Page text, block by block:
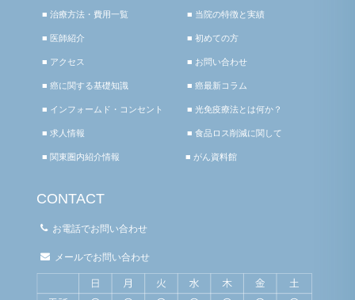
■ 治療方法・費用一覧 ■ 当院の特徴と実績
■ 医師紹介 ■ 初めての方
■ アクセス ■ お問い合わせ
■ 癌に関する基礎知識 ■ 癌最新コラム
■ インフォームド・コンセント ■ 光免疫療法とは何か？
■ 求人情報 ■ 食品ロス削減に関して
■ 関東圏内紹介情報 ■ がん資料館
CONTACT
お電話でお問い合わせ
メールでお問い合わせ